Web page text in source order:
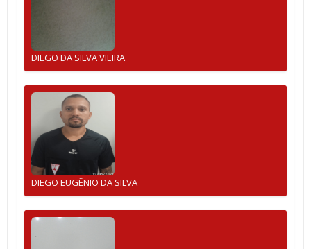
DIEGO DA SILVA VIEIRA
DIEGO EUGÊNIO DA SILVA